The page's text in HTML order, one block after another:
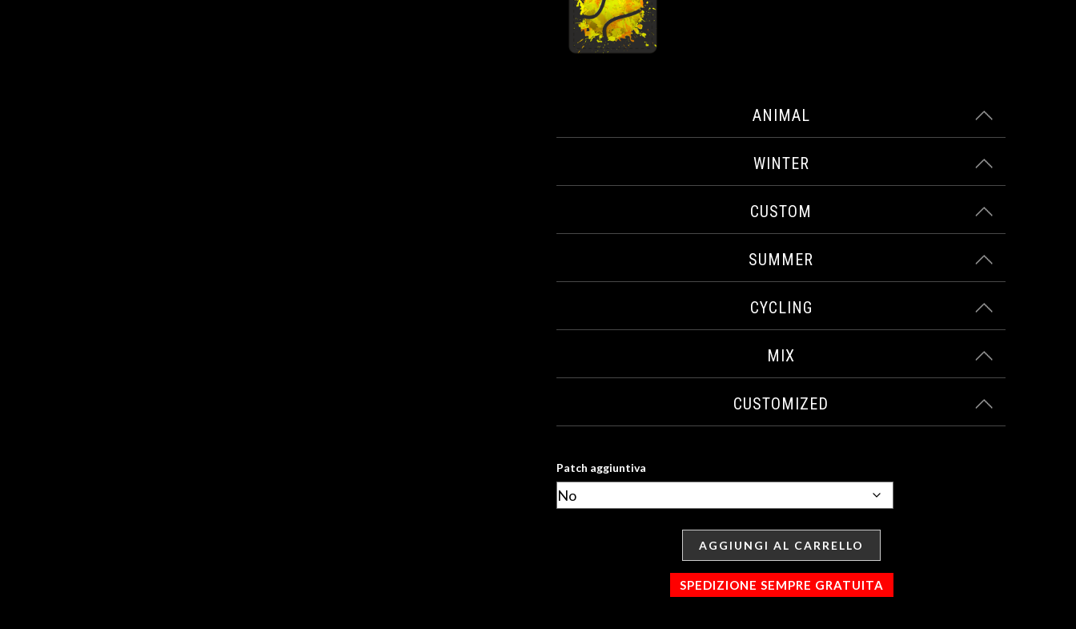
ANIMAL
WINTER
CUSTOM
SUMMER
CYCLING
MIX
CUSTOMIZED
Patch aggiuntiva
AGGIUNGI AL CARRELLO
SPEDIZIONE SEMPRE GRATUITA